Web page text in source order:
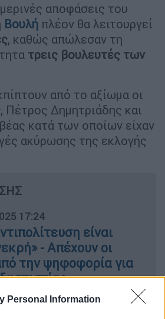
Personal Information
αποφάσεις του
Βουλή πλέον θα λειτουργεί
, καθώς απώλεσαν τη
τρεις βουλευτές των
από το αξίωμα οι
, Πέτρος Δημητριάδης και
κατά των οποίων είχαν
ακύρωσης της εκλογής
17:24
είναι
- Απέχουν οι
την ψηφοφορία για